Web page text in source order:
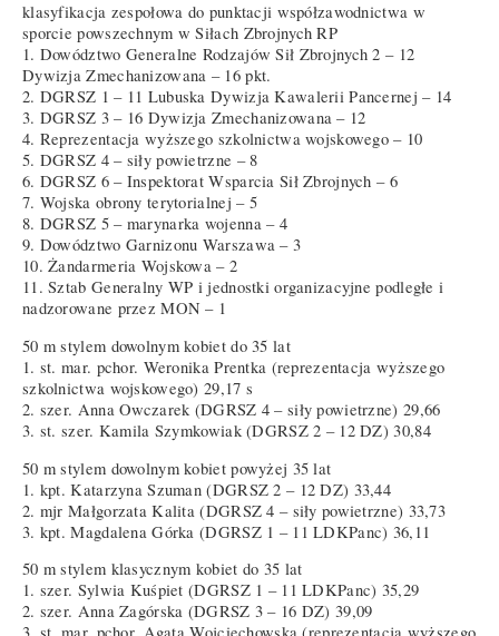
klasyfikacja zespołowa do punktacji współzawodnictwa w
sporcie powszechnym w Siłach Zbrojnych RP
1. Dowództwo Generalne Rodzajów Sił Zbrojnych 2 – 12
Dywizja Zmechanizowana – 16 pkt.
2. DGRSZ 1 – 11 Lubuska Dywizja Kawalerii Pancernej – 14
3. DGRSZ 3 – 16 Dywizja Zmechanizowana – 12
4. Reprezentacja wyższego szkolnictwa wojskowego – 10
5. DGRSZ 4 – siły powietrzne – 8
6. DGRSZ 6 – Inspektorat Wsparcia Sił Zbrojnych – 6
7. Wojska obrony terytorialnej – 5
8. DGRSZ 5 – marynarka wojenna – 4
9. Dowództwo Garnizonu Warszawa – 3
10. Żandarmeria Wojskowa – 2
11. Sztab Generalny WP i jednostki organizacyjne podległe i
nadzorowane przez MON – 1
50 m stylem dowolnym kobiet do 35 lat
1. st. mar. pchor. Weronika Prentka (reprezentacja wyższego
szkolnictwa wojskowego) 29,17 s
2. szer. Anna Owczarek (DGRSZ 4 – siły powietrzne) 29,66
3. st. szer. Kamila Szymkowiak (DGRSZ 2 – 12 DZ) 30,84
50 m stylem dowolnym kobiet powyżej 35 lat
1. kpt. Katarzyna Szuman (DGRSZ 2 – 12 DZ) 33,44
2. mjr Małgorzata Kalita (DGRSZ 4 – siły powietrzne) 33,73
3. kpt. Magdalena Górka (DGRSZ 1 – 11 LDKPanc) 36,11
50 m stylem klasycznym kobiet do 35 lat
1. szer. Sylwia Kuśpiet (DGRSZ 1 – 11 LDKPanc) 35,29
2. szer. Anna Zagórska (DGRSZ 3 – 16 DZ) 39,09